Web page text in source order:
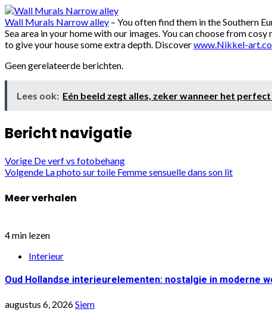
Wall Murals Narrow alley – You often find them in the Southern
Sea area in your home with our images. You can choose from
to give your house some extra depth. Discoverwww.Nikkel-
Geen gerelateerde berichten.
Lees ook: Eén beeld zegt alles, zeker wanneer het
Bericht navigatie
Vorige De verf vs fotobehang
Volgende La photo sur toile Femme sensuelle dans son lit
Meer verhalen
4 min lezen
Interieur
Oud Hollandse interieurelementen: nostalgie in moderne
augustus 6, 2026Siem